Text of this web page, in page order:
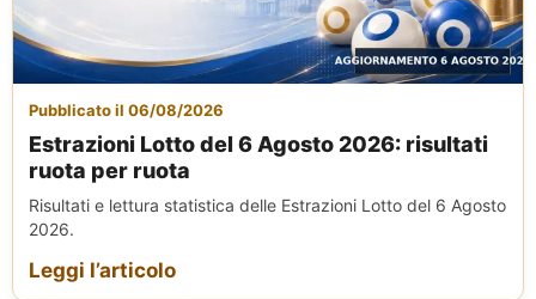
Pubblicato il 06/08/2026
Estrazioni Lotto del 6 Agosto 2026: risultati
ruota per ruota
Risultati e lettura statistica delle Estrazioni Lotto del 6 Agosto
2026.
Leggi l’articolo